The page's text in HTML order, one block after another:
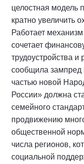
целостная модель
кратно увеличить
Работает
сочетает
трудоустройства и
сообщила зампред
частью новой
России» должна
семейного
продвижению
общественной
числа регионов,
социальной